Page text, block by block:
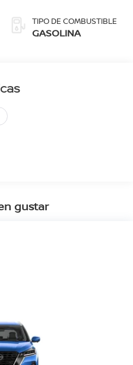
TIPO DE COMBUSTIBLE
GASOLINA
gustar